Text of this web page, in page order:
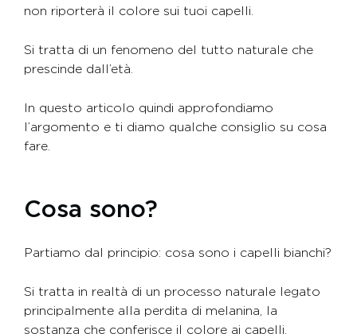
non riporterà il colore sui tuoi capelli.
Si tratta di un fenomeno del tutto naturale che
prescinde dall’età.
In questo articolo quindi approfondiamo
l’argomento e ti diamo qualche consiglio su cosa
fare.
Cosa sono?
Partiamo dal principio: cosa sono i capelli bianchi?
Si tratta in realtà di un processo naturale legato
principalmente alla perdita di melanina, la
sostanza che conferisce il colore ai capelli.